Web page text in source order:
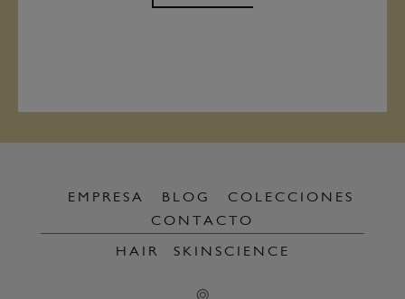
EMPRESA BLOG
COLECCIONES
CONTACTO
HAIR SKINSCIENCE